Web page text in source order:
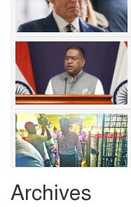
Archives